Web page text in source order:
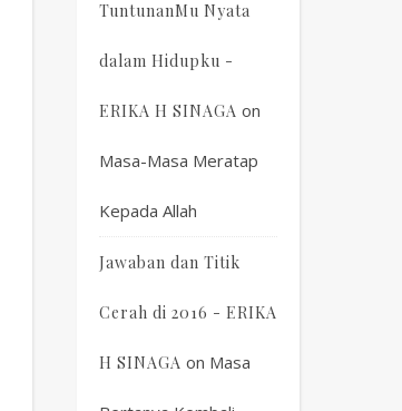
TuntunanMu Nyata
dalam Hidupku -
ERIKA H SINAGA on
Masa-Masa Meratap
Kepada Allah
Jawaban dan Titik
Cerah di 2016 - ERIKA
H SINAGA on Masa